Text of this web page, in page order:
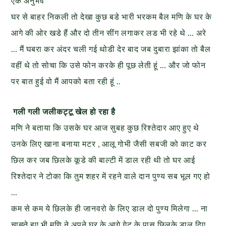
घर से बाहर निकली तो देखा कुछ बडे भारी भरकम बैल मणि के घर के
आगे की ओर खडे हैं और दो तीन सींग लगाकर लड भी रहे थे … अरे
… मैं घबरा कर अंदर चली गई थोडी देर बाद जब दुबारा झांका तो बैल
वहीं थे तो सोचा कि उसे फोन करके ही पूछ लेती हूं … और जो फोन
पर बात हुई वो मैं आपको बता रही हूं ..
गली गली जलीकट्टू खेल हो रहा है
मणि ने बताया कि उसके घर आज सुबह कुछ रिश्तेदार आए हुए थे
उनके लिए खाना बनाया मटर , आलू गोभी जैसी सबजी को काट कर
छिल कर जब छिलके कूडे की बाल्टी में डाल रही थी तो घर आई
रिश्तेदार ने टोका कि तुम शहर में रहने वाले दान पुण्य सब भूल गए हो
…
कम से कम ये छिलके ही जानवरो के लिए डाल दो पुण्य मिलेगा … ना